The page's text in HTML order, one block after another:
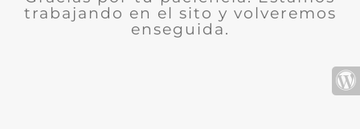
trabajando en el sito y volveremos
enseguida.